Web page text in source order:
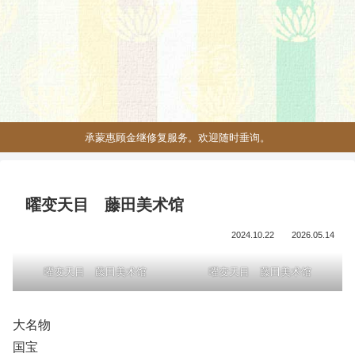
承蒙惠顾金继修复服务。欢迎随时垂询。
曜变天目 藤田美术馆
2024.10.22 2026.05.14
曜变天目 藤田美术馆 曜变天目 藤田美术馆
大名物
国宝